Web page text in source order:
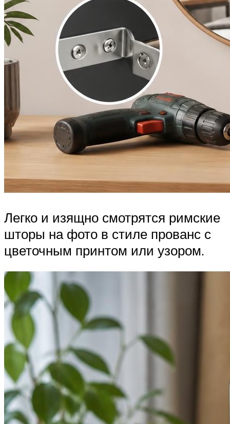
Легко и изящно смотрятся римские
шторы на фото в стиле прованс с
цветочным принтом или узором.